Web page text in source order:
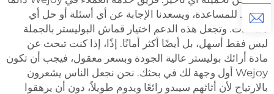
مستعد للمساعدة، ويسعدنا الإجابة عن أي أسئلة أو حل أي
مشكلات. وتجعل هذه الدعم اختيار قماش البوليستر بالجملة
ليس فقط أسهل، بل أيضًا أكثر أمانًا. إذًا، إذا كنت تبحث عن
مادة أرائك بوليستر عالية الجودة وبسعر معقول، فيجب أن تكون
Wejoy أول وجهة لك في بحثك. نحن نجعل الناس يشعرون
بالارتياح لأن أثاثهم سيبدو رائعًا ويدوم طويلاً، دون أن يرهقوا